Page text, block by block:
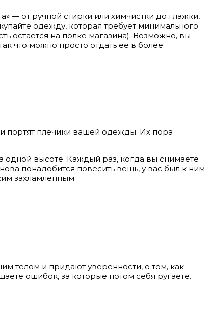
— от ручной стирки или химчистки до глажки,
одежду, которая требует минимального
остается на полке магазина). Возможно, вы
что можно просто отдать ее в более
портят плечики вашей одежды. Их пора
одной высоте. Каждый раз, когда вы снимаете
понадобится повесить вещь, у вас был к ним
захламленным.
телом и придают уверенности, о том, как
ошибок, за которые потом себя ругаете.